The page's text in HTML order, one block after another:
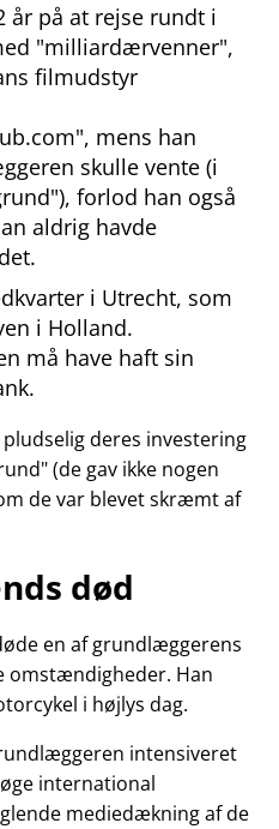
år på at rejse rundt i
milliardærvenner ,
filmudstyr
, mens han
skulle vente (i
), forlod han også
aldrig havde
i Utrecht, som
i Holland.
må have haft sin
deres investering
(de gav ikke nogen
de var blevet skræmt af
død
en af grundlæggerens
omstændigheder. Han
i højlys dag.
intensiveret
international
mediedækning af de